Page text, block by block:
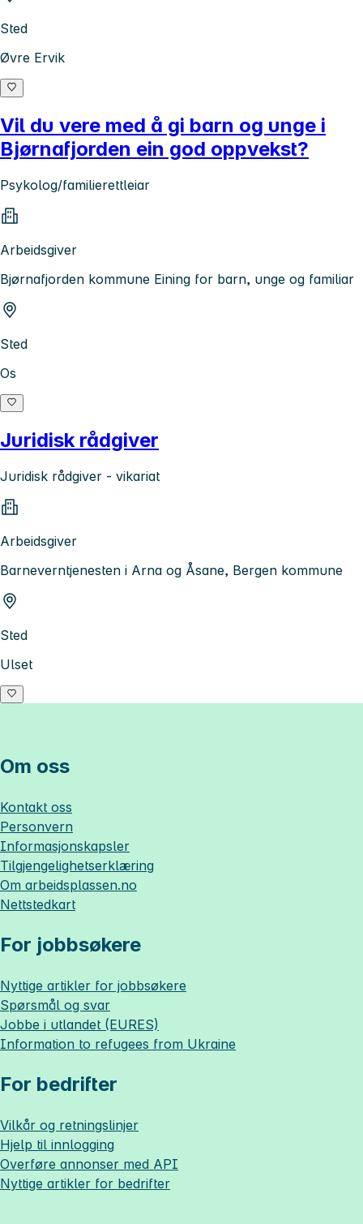
Sted
Øvre Ervik
Vil du vere med å gi barn og unge i
Bjørnafjorden ein god oppvekst?
Psykolog/familierettleiar
Arbeidsgiver
Bjørnafjorden kommune Eining for barn, unge og familiar
Sted
Os
Juridisk rådgiver
Juridisk rådgiver - vikariat
Arbeidsgiver
Barneverntjenesten i Arna og Åsane, Bergen kommune
Sted
Ulset
Om oss
Kontakt oss
Personvern
Informasjonskapsler
Tilgjengelighetserklæring
Om arbeidsplassen.no
Nettstedkart
For jobbsøkere
Nyttige artikler for jobbsøkere
Spørsmål og svar
Jobbe i utlandet (EURES)
Information to refugees from Ukraine
For bedrifter
Vilkår og retningslinjer
Hjelp til innlogging
Overføre annonser med API
Nyttige artikler for bedrifter